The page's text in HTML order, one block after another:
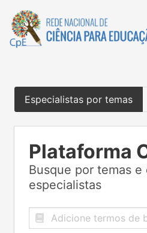
Especialistas por temas
Plataforma
Busque por temas e
especialistas